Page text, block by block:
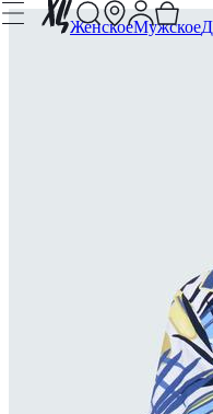
ЖенскоеМужское